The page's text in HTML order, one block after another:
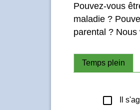
Pouvez-vous
maladie ?
parental ?
Temps plein
check_box_outline_blank Il